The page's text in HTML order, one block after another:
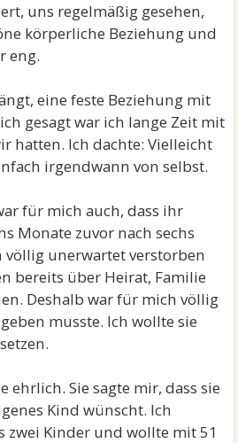
uns regelmäßig gesehen,
körperliche Beziehung und
eng.
eine feste Beziehung mit
gesagt war ich lange Zeit mit
hatten. Ich dachte: Vielleicht
irgendwann von selbst.
für mich auch, dass ihr
Monate zuvor nach sechs
völlig unerwartet verstorben
bereits über Heirat, Familie
Deshalb war für mich völlig
musste. Ich wollte sie
ehrlich. Sie sagte mir, dass sie
Kind wünscht. Ich
zwei Kinder und wollte mit 51